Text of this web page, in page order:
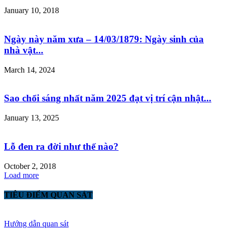
January 10, 2018
Ngày này năm xưa – 14/03/1879: Ngày sinh của
nhà vật...
March 14, 2024
Sao chổi sáng nhất năm 2025 đạt vị trí cận nhật...
January 13, 2025
Lỗ đen ra đời như thế nào?
October 2, 2018
Load more
TIÊU ĐIỂM QUAN SÁT
Hướng dẫn quan sát